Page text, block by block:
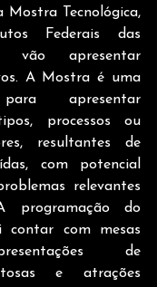
Mostra Tecnológica,
Federais das
vão apresentar
A Mostra é uma
apresentar
processos ou
resultantes de
com potencial
relevantes
programação do
contar com mesas
de
e atrações